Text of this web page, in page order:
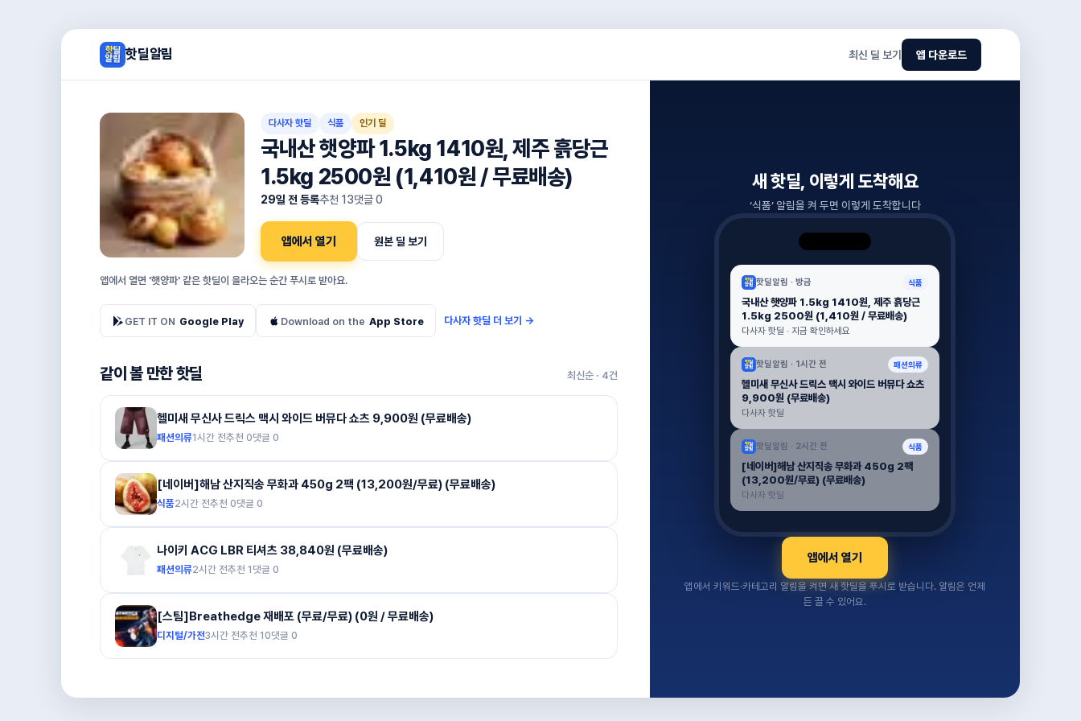
핫딜알림 최신 딜 보기 앱 다운로드
다사자 핫딜 식품 인기 딜
국내산 햇양파 1.5kg 1410원, 제주 흙당근
1.5kg 2500원 (1,410원 / 무료배송)
29일 전 등록추천 13댓글0
앱에서 열기 원본 딜 보기
앱에서 열면 '햇양파' 같은 핫딜이 올라오는 순간 푸시로 받아요.
GET IT ON Google Play Download on the App Store 다사자 핫딜 더 보기 →
새 핫딜, 이렇게 도착해요
‘식품’ 알림을 켜 두면 이렇게 도착합니다
핫딜알림 · 방금 식품
국내산 햇양파 1.5kg 1410원, 제주 흙당근
1.5kg 2500원 (1,410원 / 무료배송)
다사자 핫딜 · 지금 확인하세요
핫딜알림 · 1시간 전 패션의류
헬미새 무신사 드릭스 맥시 와이드 버뮤다 쇼츠
9,900원 (무료배송)
다사자 핫딜
핫딜알림 · 2시간 전 식품
[네이버]해남 산지직송 무화과 450g 2팩
(13,200원/무료) (무료배송)
다사자 핫딜
앱에서 열기
앱에서 키워드·카테고리 알림을 켜면 새 핫딜을 푸시로 받습니다. 알림은 언제
든 끌 수 있어요.
같이 볼 만한 핫딜 최신순 · 4건
헬미새 무신사 드릭스 맥시 와이드 버뮤다 쇼츠 9,900원 (무료배송)
패션의류1시간 전추천 0댓글 0
[네이버]해남 산지직송 무화과 450g 2팩 (13,200원/무료) (무료배송)
식품2시간 전추천 0댓글 0
나이키 ACG LBR 티셔츠 38,840원 (무료배송)
패션의류2시간 전추천 1 댓글 0
[스팀]Breathedge 재배포 (무료/무료) (0원 / 무료배송)
디지털/가전3시간 전추천 10댓글 0